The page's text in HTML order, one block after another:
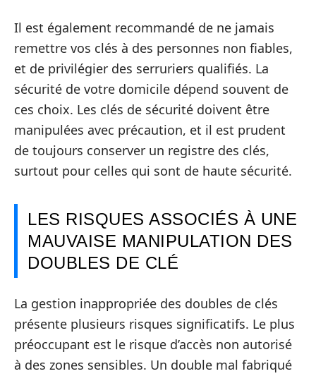
Il est également recommandé de ne jamais
remettre vos clés à des personnes non fiables,
et de privilégier des serruriers qualifiés. La
sécurité de votre domicile dépend souvent de
ces choix. Les clés de sécurité doivent être
manipulées avec précaution, et il est prudent
de toujours conserver un registre des clés,
surtout pour celles qui sont de haute sécurité.
LES RISQUES ASSOCIÉS À UNE
MAUVAISE MANIPULATION DES
DOUBLES DE CLÉ
La gestion inappropriée des doubles de clés
présente plusieurs risques significatifs. Le plus
préoccupant est le risque d’accès non autorisé
à des zones sensibles. Un double mal fabriqué